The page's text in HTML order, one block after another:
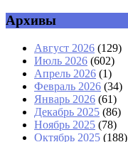
Архивы
Август 2026 (129)
Июль 2026 (602)
Апрель 2026 (1)
Февраль 2026 (34)
Январь 2026 (61)
Декабрь 2025 (86)
Ноябрь 2025 (78)
Октябрь 2025 (188)